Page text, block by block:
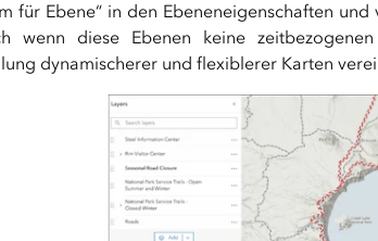
für Ebene“ in den Ebeneneigenschaften
wenn diese Ebenen keine
dynamischerer und flexiblerer Karten